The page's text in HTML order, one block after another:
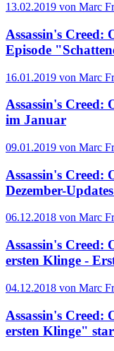
13.02.2019 von Marc
Assassin's Creed:
Episode
16.01.2019 von Marc
Assassin's Creed:
im Januar
09.01.2019 von Marc
Assassin's Creed:
Dezember-
06.12.2018 von Marc
Assassin's Creed:
ersten Klinge -
04.12.2018 von Marc
Assassin's Creed:
ersten Klinge"